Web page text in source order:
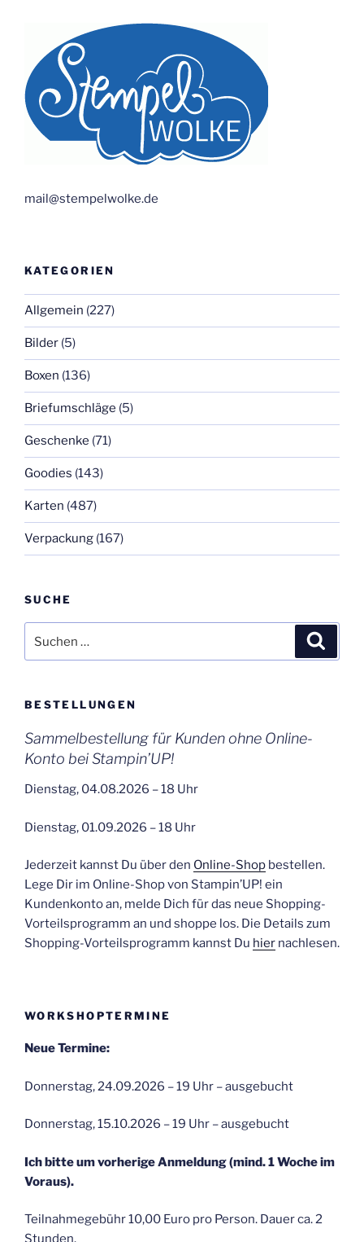
mail@stempelwolke.de
KATEGORIEN
Allgemein (227)
Bilder (5)
Boxen (136)
Briefumschläge (5)
Geschenke (71)
Goodies (143)
Karten (487)
Verpackung (167)
SUCHE
nach:
BESTELLUNGEN
Sammelbestellung für Kunden ohne Online-
Konto bei Stampin’UP!
Dienstag, 04.08.2026 – 18 Uhr
Dienstag, 01.09.2026 – 18 Uhr
Jederzeit kannst Du über den Online-Shop bestellen.
Lege Dir im Online-Shop von Stampin’UP! ein
Kundenkonto an, melde Dich für das neue Shopping-
Vorteilsprogramm an und shoppe los. Die Details zum
Shopping-Vorteilsprogramm kannst Du hier nachlesen.
WORKSHOPTERMINE
Neue Termine:
Donnerstag, 24.09.2026 – 19 Uhr – ausgebucht
Donnerstag, 15.10.2026 – 19 Uhr – ausgebucht
Ich bitte um vorherige Anmeldung (mind. 1 Woche im
Voraus).
Teilnahmegebühr 10,00 Euro pro Person. Dauer ca. 2
Stunden.